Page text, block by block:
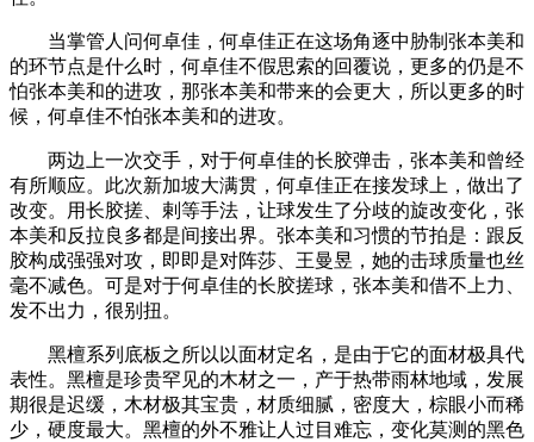
当掌管人问何卓佳，何卓佳正在这场角逐中胁制张本美和
的环节点是什么时，何卓佳不假思索的回覆说，更多的仍是不
怕张本美和的进攻，那张本美和带来的会更大，所以更多的时
候，何卓佳不怕张本美和的进攻。
两边上一次交手，对于何卓佳的长胶弹击，张本美和曾经
有所顺应。此次新加坡大满贯，何卓佳正在接发球上，做出了
改变。用长胶搓、剌等手法，让球发生了分歧的旋改变化，张
本美和反拉良多都是间接出界。张本美和习惯的节拍是：跟反
胶构成强强对攻，即即是对阵莎、王曼昱，她的击球质量也丝
毫不减色。可是对于何卓佳的长胶搓球，张本美和借不上力、
发不出力，很别扭。
黑檀系列底板之所以以面材定名，是由于它的面材极具代
表性。黑檀是珍贵罕见的木材之一，产于热带雨林地域，发展
期很是迟缓，木材极其宝贵，材质细腻，密度大，棕眼小而稀
少，硬度最大。黑檀的外不雅让人过目难忘，变化莫测的黑色